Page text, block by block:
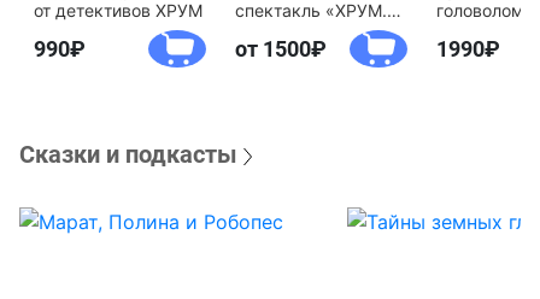
от детективов ХРУМ
990
спектакль «ХРУМ.
Осторожно, Чудо-
Юдо!»
от 1500
агентство
1990
Сказки и подкасты